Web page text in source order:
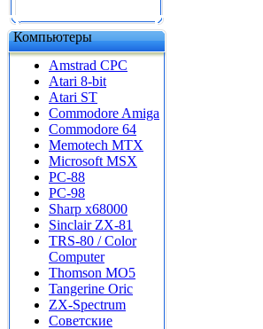
Компьютеры
Amstrad CPC
Atari 8-bit
Atari ST
Commodore Amiga
Commodore 64
Memotech MTX
Microsoft MSX
PC-88
PC-98
Sharp x68000
Sinclair ZX-81
TRS-80 / Color
Computer
Thomson MO5
Tangerine Oric
ZX-Spectrum
Советские